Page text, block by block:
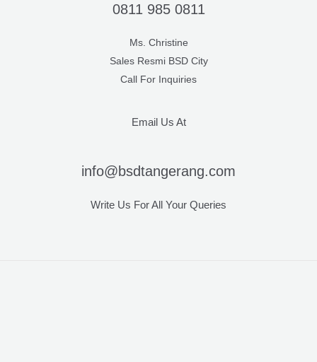
0811 985 0811
Ms. Christine
Sales Resmi BSD City
Call For Inquiries
Email Us At
info@bsdtangerang.com
Write Us For All Your Queries